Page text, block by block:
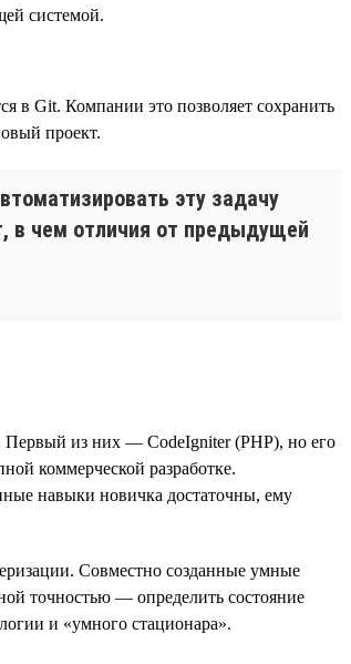
системой.
в Git. Компании это позволяет сохранить
проект.
эту задачу
в чем отличия от предыдущей
Первый из них — CodeIgniter (PHP), но его
коммерческой разработке.
навыки новичка достаточны, ему
Совместно созданные умные
точностью — определить состояние
и «умного стационара».